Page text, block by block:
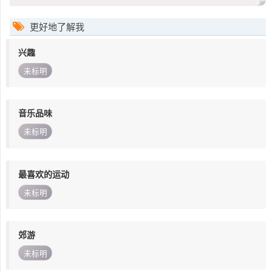
更好地了解我
兴趣
未标明
音乐品味
未标明
最喜欢的运动
未标明
郊游
未标明